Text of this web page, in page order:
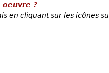
oeuvre ?
en cliquant sur les icônes